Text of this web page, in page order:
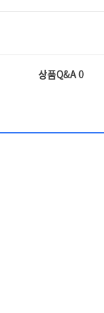
상품Q&A0